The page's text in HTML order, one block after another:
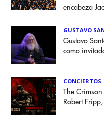
encabeza
GUSTAVO
Gustavo
como
CONCIERTOS
The
Robert